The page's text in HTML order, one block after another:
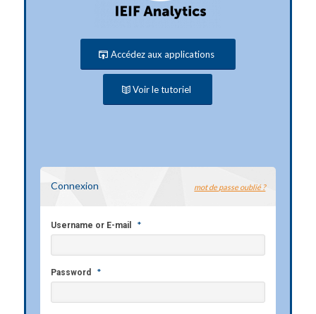
Accédez aux applications
Voir le tutoriel
Connexion mot de passe oublié ?
Username or E-mail *
Password *